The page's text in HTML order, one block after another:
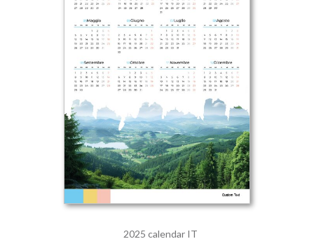
2025 calendar IT